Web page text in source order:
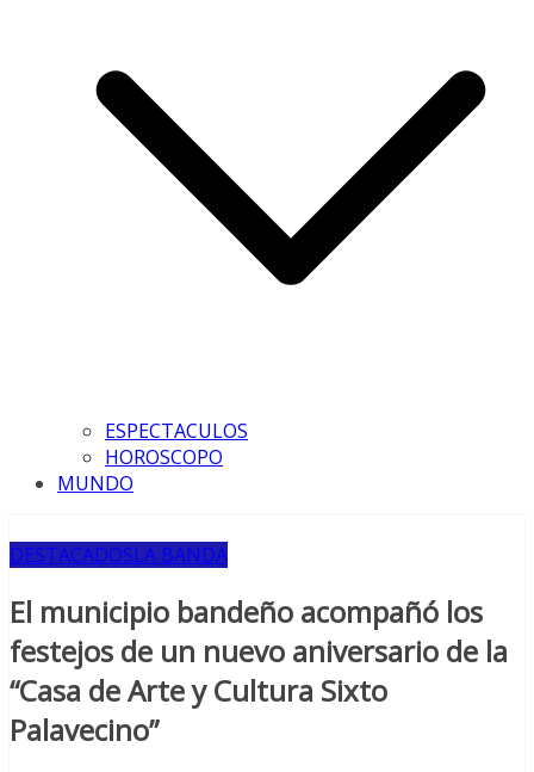
ESPECTACULOS
HOROSCOPO
MUNDO
DESTACADOSLA BANDA
El municipio bandeño acompañó los
festejos de un nuevo aniversario de la
“Casa de Arte y Cultura Sixto
Palavecino”